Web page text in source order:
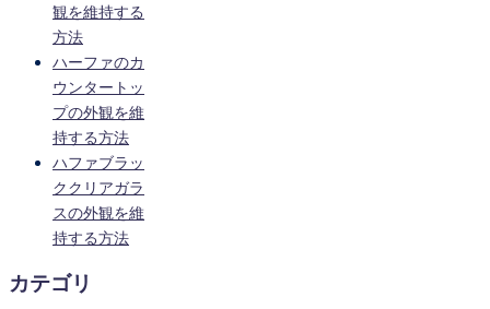
観を維持する
方法
ハーファのカ
ウンタートッ
プの外観を維
持する方法
ハファブラッ
ククリアガラ
スの外観を維
持する方法
カテゴリ